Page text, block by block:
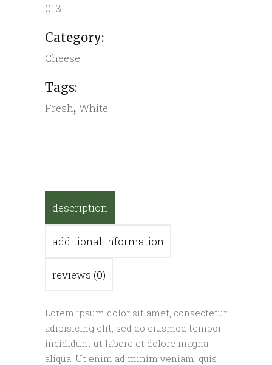
013
Category:
Cheese
Tags:
Fresh, White
description
additional information
reviews (0)
Lorem ipsum dolor sit amet, consectetur
adipisicing elit, sed do eiusmod tempor
incididunt ut labore et dolore magna
aliqua. Ut enim ad minim veniam, quis